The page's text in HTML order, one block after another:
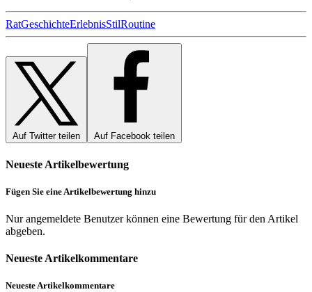
RatGeschichteErlebnisStilRoutine
Auf Twitter teilen Auf Facebook teilen
Neueste Artikelbewertung
Fügen Sie eine Artikelbewertung hinzu
Nur angemeldete Benutzer können eine Bewertung für den Artikel
abgeben.
Neueste Artikelkommentare
Neueste Artikelkommentare